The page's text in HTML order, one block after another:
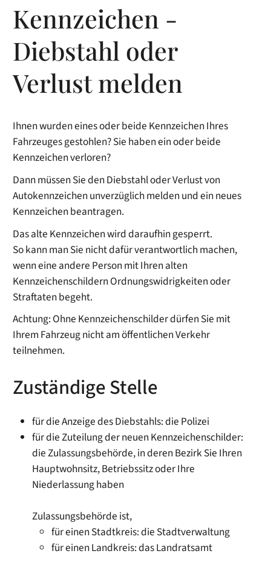
Kennzeichen -
Diebstahl oder
Verlust melden
Ihnen wurden eines oder beide Kennzeichen Ihres
Fahrzeuges gestohlen? Sie haben ein oder beide
Kennzeichen verloren?
Dann müssen Sie den Diebstahl oder Verlust von
Autokennzeichen unverzüglich melden und ein neues
Kennzeichen beantragen.
Das alte Kennzeichen wird daraufhin gesperrt.
So kann man Sie nicht dafür verantwortlich machen,
wenn eine andere Person mit Ihren alten
Kennzeichenschildern Ordnungswidrigkeiten oder
Straftaten begeht.
Achtung: Ohne Kennzeichenschilder dürfen Sie mit
Ihrem Fahrzeug nicht am öffentlichen Verkehr
teilnehmen.
Zuständige Stelle
für die Anzeige des Diebstahls: die Polizei
für die Zuteilung der neuen Kennzeichenschilder:
die Zulassungsbehörde, in deren Bezirk Sie Ihren
Hauptwohnsitz, Betriebssitz oder Ihre
Niederlassung haben
Zulassungsbehörde ist,
für einen Stadtkreis: die Stadtverwaltung
für einen Landkreis: das Landratsamt